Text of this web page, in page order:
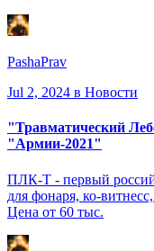
PashaPrav
Jul 2, 2024 в Новости
"Травматический
"Армии-2021"
ПЛК-Т - первый
для фонаря, ко-
Цена от 60 тыс.